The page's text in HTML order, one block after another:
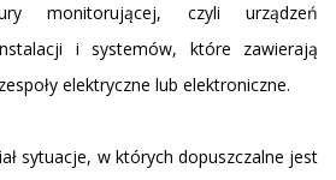
monitorującej, czyli urządzeń
i systemów, które zawierają
elektryczne lub elektroniczne.
sytuacje, w których dopuszczalne jest